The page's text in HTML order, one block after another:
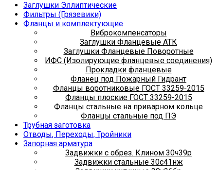
Заглушки Эллиптические
Фильтры (Грязевики)
Фланцы и комплектующие
Виброкомпенсаторы
Заглушки Фланцевые АТК
Заглушки Фланцевые Поворотные
ИФС (Изолирующие фланцевые соединения)
Прокладки фланцевые
Фланец под Пожарный Гидрант
Фланцы воротниковые ГОСТ 33259-2015
Фланцы плоские ГОСТ 33259-2015
Фланцы стальные на приварном кольце
Фланцы стальные под ПЭ
Трубная заготовка
Отводы, Переходы, Тройники
Запорная арматура
Задвижки с обрез. Клином 30ч39р
Задвижки стальные 30с41нж